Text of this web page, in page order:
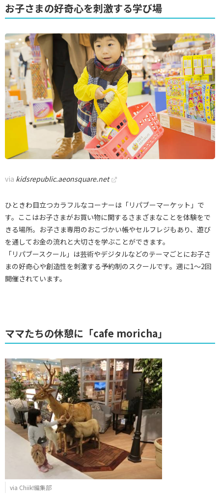
お子さまの好奇心を刺激する学び場
via kidsrepublic.aeonsquare.net
ひときわ目立つカラフルなコーナーは「リパブーマーケット」で
す。ここはお子さまがお買い物に関するさまざまなことを体験をで
きる場所。お子さま専用のおこづかい帳やセルフレジもあり、遊び
を通してお金の流れと大切さを学ぶことができます。
「リパブースクール」は芸術やデジタルなどのテーマごとにお子さ
まの好奇心や創造性を刺激する予約制のスクールです。週に1～2回
開催されています。
ママたちの休憩に「cafe moricha」
via Chiik!編集部